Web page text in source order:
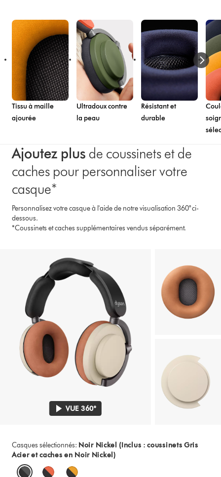
Tissu à maille
ajourée
Ultradoux contre
la peau
Résistant et
durable
Ajoutez plus de coussinets et de
caches pour personnaliser votre
casque*
Personnalisez votre casque à l'aide de notre visualisation 360° ci-
dessous.
*Coussinets et caches supplémentaires vendus séparément.
VUE 360°
Casques sélectionnés: Noir Nickel (Inclus : coussinets Gris
Acier et caches en Noir Nickel)